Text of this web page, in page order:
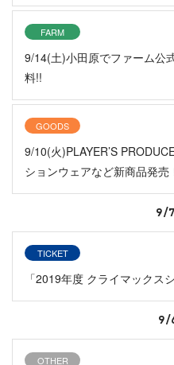
FARM
9/14(土)小田原でファーム公
料!!
GOODS
9/10(火)PLAYER’S
ションウェアなど新商品発売
9/
TICKET
「2019年度 クライマックス
9/
OTHER